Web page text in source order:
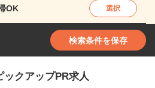
OK 選択
検索条件を保存
ックアップPR求人